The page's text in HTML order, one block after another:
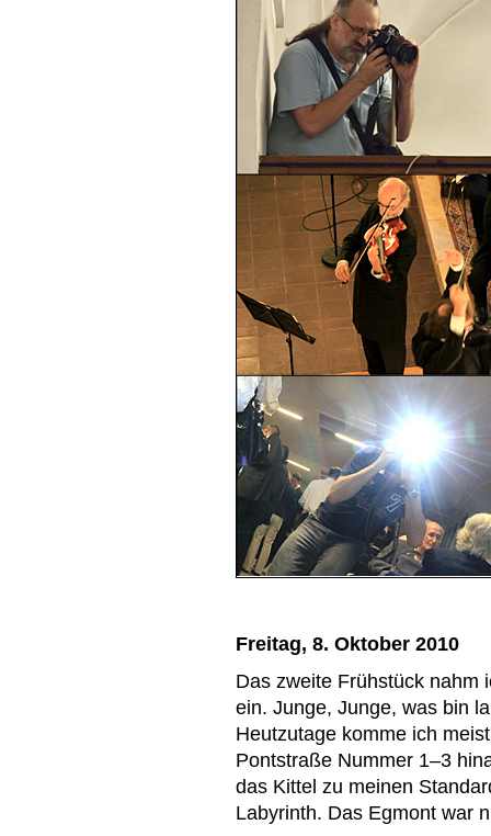
Freitag, 8. Oktober 2010
Das zweite Frühstück
ein. Junge, Junge, was bin
Heutzutage komme ich
Pontstraße Nummer 1–3
das Kittel zu meinen
Labyrinth. Das Egmont war